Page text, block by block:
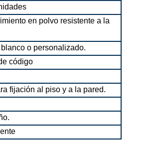
en polvo resistente a la
blanco o personalizado.
código
fijación al piso y a la pared.